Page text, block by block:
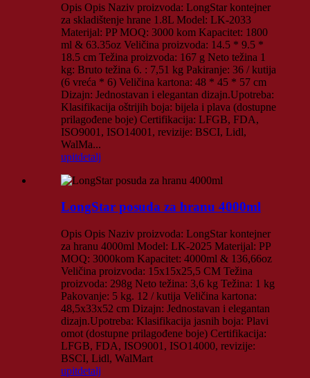
Opis Opis Naziv proizvoda: LongStar kontejner
za skladištenje hrane 1.8L Model: LK-2033
Materijal: PP MOQ: 3000 kom Kapacitet: 1800
ml & 63.35oz Veličina proizvoda: 14.5 * 9.5 *
18.5 cm Težina proizvoda: 167 g Neto težina 1
kg: Bruto težina 6. : 7,51 kg Pakiranje: 36 / kutija
(6 vreća * 6) Veličina kartona: 48 * 45 * 57 cm
Dizajn: Jednostavan i elegantan dizajn.Upotreba:
Klasifikacija oštrijih boja: bijela i plava (dostupne
prilagođene boje) Certifikacija: LFGB, FDA,
ISO9001, ISO14001, revizije: BSCI, Lidl,
WalMa...
upitdetalj
LongStar posuda za hranu 4000ml
Opis Opis Naziv proizvoda: LongStar kontejner
za hranu 4000ml Model: LK-2025 Materijal: PP
MOQ: 3000kom Kapacitet: 4000ml & 136,66oz
Veličina proizvoda: 15x15x25,5 CM Težina
proizvoda: 298g Neto težina: 3,6 kg Težina: 1 kg
Pakovanje: 5 kg. 12 / kutija Veličina kartona:
48,5x33x52 cm Dizajn: Jednostavan i elegantan
dizajn.Upotreba: Klasifikacija jasnih boja: Plavi
omot (dostupne prilagođene boje) Certifikacija:
LFGB, FDA, ISO9001, ISO14000, revizije:
BSCI, Lidl, WalMart
upitdetalj